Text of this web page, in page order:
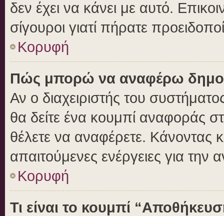
δεν έχει να κάνει με αυτό.
σίγουροι γιατί πήρατε
Κορυφή
Πώς μπορώ να αναφέρω
Αν ο διαχειριστής του
θα δείτε ένα κουμπί αναφοράς
θέλετε να αναφέρετε. Κάνοντας
απαιτούμενες ενέργειες για την
Κορυφή
Τι είναι το κουμπί